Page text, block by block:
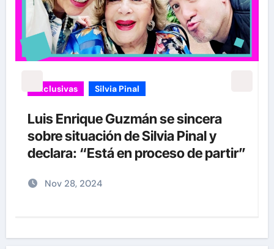
Exclusivas Silvia Pinal
Entre lágrimas, asistente de Silvia
Pinal revela nuevos detalles sobre
su salud
Nov 27, 2024